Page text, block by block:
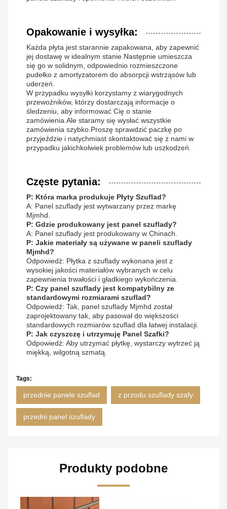
Opakowanie i wysyłka:
Każda płyta jest starannie zapakowana, aby zapewnić
jej dostawę w idealnym stanie.Następnie umieszcza
się go w solidnym, odpowiednio rozmieszczone
pudełko z amortyzatorem do absorpcji wstrząsów lub
uderzeń.
W przypadku wysyłki korzystamy z wiarygodnych
przewoźników, którzy dostarczają informacje o
śledzeniu, aby informować Cię o stanie
zamówienia.Ale staramy się wysłać wszystkie
zamówienia szybko.Proszę sprawdzić paczkę po
przyjeździe i natychmiast skontaktować się z nami w
przypadku jakichkolwiek problemów lub uszkodzeń.
Częste pytania:
P: Która marka produkuje Płyty Szuflad?
A: Panel szuflady jest wytwarzany przez markę
Mjmhd.
P: Gdzie produkowany jest panel szuflady?
A: Panel szuflady jest produkowany w Chinach.
P: Jakie materiały są używane w paneli szuflady
Mjmhd?
Odpowiedź: Płytka z szuflady wykonana jest z
wysokiej jakości materiałów wybranych w celu
zapewnienia trwałości i gładkiego wykończenia.
P: Czy panel szuflady jest kompatybilny ze
standardowymi rozmiarami szuflad?
Odpowiedź: Tak, panel szuflady Mjmhd został
zaprojektowany tak, aby pasował do większości
standardowych rozmiarów szuflad dla łatwej instalacji.
P: Jak czyszczę i utrzymuję Panel Szafki?
Odpowiedź: Aby utrzymać płytkę, wystarczy wytrzeć ją
miękką, wilgotną szmatą.
Tags:
przednie panele szuflad z przodu szuflady szafy
przedni panel szuflady
Produkty podobne